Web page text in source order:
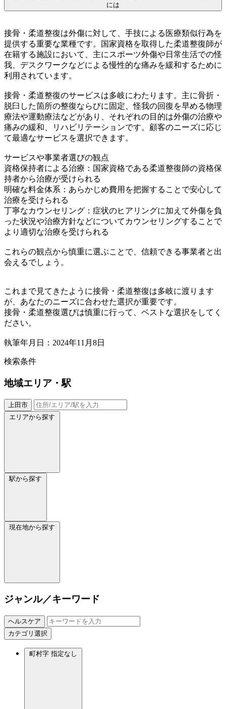
には
接骨・柔道整復は外傷に対して、手技による医療類似行為を
提供する重要な業種です。国家資格を取得した柔道整復師が
在籍する施設において、主にスポーツ外傷や日常生活での怪
我、デスクワークなどによる慢性的な痛みを緩和するために
利用されています。
接骨・柔道整復のサービスは多岐にわたります。主に骨折・
脱臼した箇所の整復ならびに固定、怪我の回復を早める物理
療法や運動療法などがあり、それぞれの目的は外傷の治療や
痛みの緩和、リハビリテーションです。顧客のニーズに応じ
て最適なサービスを選択できます。
サービスや事業者選びの観点
資格保持者による治療：国家資格である柔道整復師の資格保
持者から治療が受けられる
明確な料金体系：あらかじめ費用を把握することで安心して
治療を受けられる
丁寧なカウンセリング：症状のヒアリングに加えて外傷を負
った状況や治療方針などについてカウンセリングすることで
より適切な治療を受けられる
これらの観点から慎重に選ぶことで、信頼できる事業者と出
会えるでしょう。
これまで見てきたように接骨・柔道整復は多岐に渡ります
が、あなたのニーズに合わせた選択が重要です。
接骨・柔道整復選びは慎重に行って、ベストな選択をしてく
ださい。
執筆年月日：2024年11月8日
検索条件
地域エリア・駅
上田市
エリアから探す
駅から探す
現在地から探す
ジャンル／キーワード
ヘルスケア
カテゴリ選択
町村字 指定なし